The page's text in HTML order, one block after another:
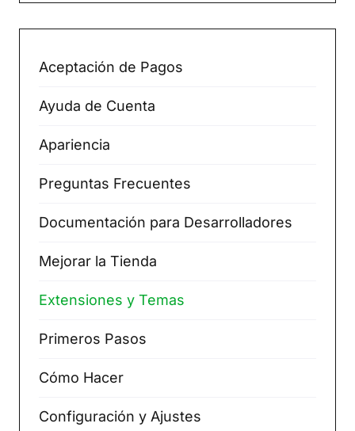
Aceptación de Pagos
Ayuda de Cuenta
Apariencia
Preguntas Frecuentes
Documentación para Desarrolladores
Mejorar la Tienda
Extensiones y Temas
Primeros Pasos
Cómo Hacer
Configuración y Ajustes